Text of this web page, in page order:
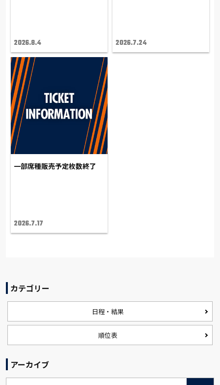
2026.8.4 2026.7.24
一部席種販売予定枚数終了
2026.7.17
カテゴリー
日程・結果
順位表
アーカイブ